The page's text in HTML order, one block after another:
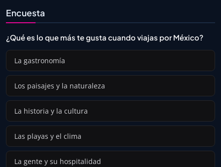
Encuesta
¿Qué es lo que más te gusta cuando viajas por México?
La gastronomía
Los paisajes y la naturaleza
La historia y la cultura
Las playas y el clima
La gente y su hospitalidad